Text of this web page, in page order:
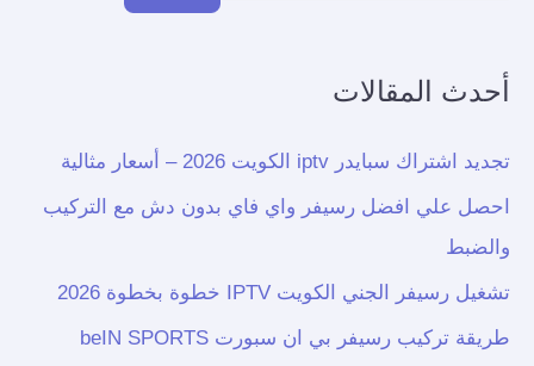
أحدث المقالات
تجديد اشتراك سبايدر iptv الكويت 2026 – أسعار مثالية
احصل علي افضل رسيفر واي فاي بدون دش مع التركيب
والضبط
تشغيل رسيفر الجني الكويت IPTV خطوة بخطوة 2026
طريقة تركيب رسيفر بي ان سبورت beIN SPORTS